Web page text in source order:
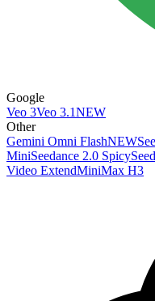
Google
Veo 3Veo 3.1NEW
Other
Gemini Omni FlashNEW
MiniSeedance 2.0 Spicy
Video ExtendMiniMax H3